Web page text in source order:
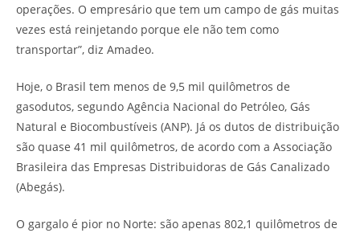
operações. O empresário que tem um campo de gás muitas
vezes está reinjetando porque ele não tem como
transportar”, diz Amadeo.
Hoje, o Brasil tem menos de 9,5 mil quilômetros de
gasodutos, segundo Agência Nacional do Petróleo, Gás
Natural e Biocombustíveis (ANP). Já os dutos de distribuição
são quase 41 mil quilômetros, de acordo com a Associação
Brasileira das Empresas Distribuidoras de Gás Canalizado
(Abegás).
O gargalo é pior no Norte: são apenas 802,1 quilômetros de